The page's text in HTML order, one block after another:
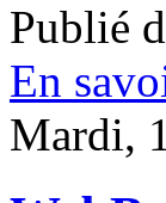
Publié
En
Mardi,